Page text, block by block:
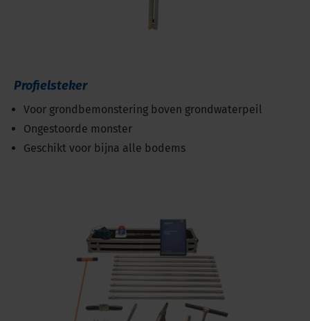
Profielsteker
Voor grondbemonstering boven grondwaterpeil
Ongestoorde monster
Geschikt voor bijna alle bodems